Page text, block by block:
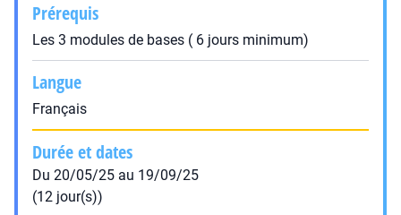
Prérequis
Les 3 modules de bases ( 6 jours minimum)
Langue
Français
Durée et dates
Du 20/05/25 au 19/09/25
(12 jour(s))